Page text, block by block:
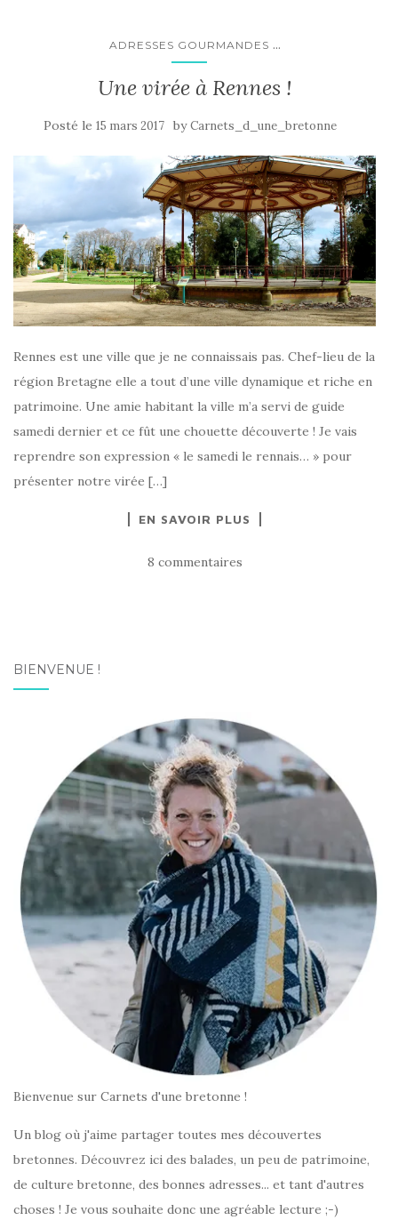
ADRESSES GOURMANDES ...
Une virée à Rennes !
Posté le 15 mars 2017 byCarnets_d_une_bretonne
Rennes est une ville que je ne connaissais pas. Chef-lieu de la
région Bretagne elle a tout d’une ville dynamique et riche en
patrimoine. Une amie habitant la ville m’a servi de guide
samedi dernier et ce fût une chouette découverte ! Je vais
reprendre son expression « le samedi le rennais… » pour
présenter notre virée […]
EN SAVOIR PLUS
8 commentaires
BIENVENUE !
Bienvenue sur Carnets d'une bretonne !
Un blog où j'aime partager toutes mes découvertes
bretonnes. Découvrez ici des balades, un peu de patrimoine,
de culture bretonne, des bonnes adresses... et tant d'autres
choses ! Je vous souhaite donc une agréable lecture ;-)